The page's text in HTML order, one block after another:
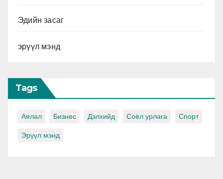
Эдийн засаг
эрүүл мэнд
Tags
Аялал Бизнес Дэлхийд Соёл урлага Спорт
Эрүүл мэнд